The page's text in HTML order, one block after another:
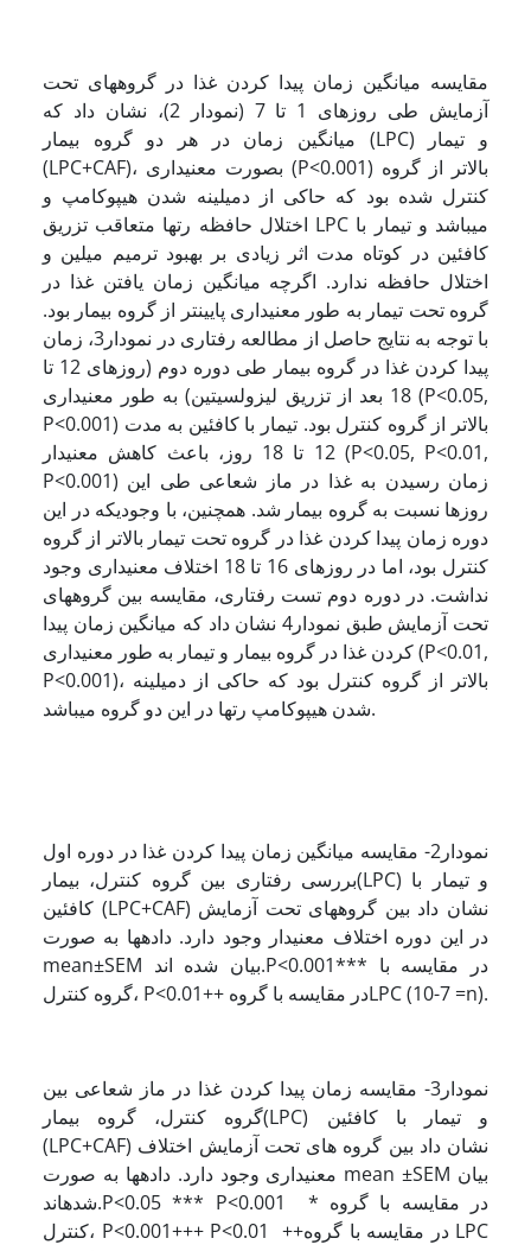
مقایسه میانگین زمان پیدا کردن غذا در گروه­های تحت
آزمایش طی روزهای 1 تا 7 (نمودار 2)، نشان داد که
میانگین زمان در هر دو گروه بیمار (LPC) و تیمار
(LPC+CAF)، بصورت معنی­داری (P<0.001) بالاتر از گروه
کنترل شده بود که حاکی از دمیلینه شدن هیپوکامپ و
اختلال حافظه رت­ها متعاقب تزریق LPC می­باشد و تیمار با
کافئین در کوتاه مدت اثر زیادی بر بهبود ترمیم میلین و
اختلال حافظه ندارد. اگرچه میانگین زمان یافتن غذا در
گروه تحت تیمار به طور معنی­داری پایین­تر از گروه بیمار بود.
با توجه به نتایج حاصل از مطالعه رفتاری در نمودار3، زمان
پیدا کردن غذا در گروه بیمار طی دوره دوم (روزهای 12 تا
18 بعد از تزریق لیزولسیتین) به طور معنی­داری (P<0.05,
P<0.001) بالاتر از گروه کنترل بود. تیمار با کافئین به مدت
12 تا 18 روز، باعث کاهش معنی­دار (P<0.05, P<0.01,
P<0.001) زمان رسیدن به غذا در ماز شعاعی طی این
روزها نسبت به گروه بیمار شد. همچنین، با وجودیکه در این
دوره زمان پیدا کردن غذا در گروه تحت تیمار بالاتر از گروه
کنترل بود، اما در روزهای 16 تا 18 اختلاف معنی­داری وجود
نداشت. در دوره دوم تست رفتاری، مقایسه بین گروه­های
تحت آزمایش طبق نمودار4 نشان داد که میانگین زمان پیدا
کردن غذا در گروه بیمار و تیمار به طور معنی­داری (P<0.01,
P<0.001)، بالاتر از گروه کنترل بود که حاکی از دمیلینه
شدن هیپوکامپ رت­ها در این دو گروه می­باشد.
نمودار2- مقایسه میانگین زمان پیدا کردن غذا در دوره اول
بررسی رفتاری بین گروه کنترل، بیمار(LPC) و تیمار با
کافئین (LPC+CAF) نشان داد بین گروه­های تحت آزمایش
در این دوره اختلاف معنی­دار وجود دارد. داده­ها به صورت
mean±SEM بیان شده اند.P<0.001*** در مقایسه با
گروه کنترل، P<0.01++ در مقایسه با گروهLPC (10-7 =n).
نمودار3- مقایسه زمان پیدا کردن غذا در ماز شعاعی بین
گروه کنترل، گروه بیمار(LPC) و تیمار با کافئین
(LPC+CAF) نشان داد بین گروه های تحت آزمایش اختلاف
معنی­داری وجود دارد. داده­ها به صورت mean ±SEM بیان
شده­اند.P<0.05 *** P<0.001 * در مقایسه با گروه
کنترل، P<0.001+++ P<0.01 ++در مقایسه با گروه LPC